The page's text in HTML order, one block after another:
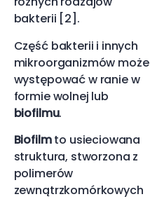
bakterii [2].
Część bakterii i innych
mikroorganizmów może
występować w ranie w
formie wolnej lub
biofilmu.
Biofilmto usieciowana
struktura, stworzona z
polimerów
zewnątrzkomórkowych